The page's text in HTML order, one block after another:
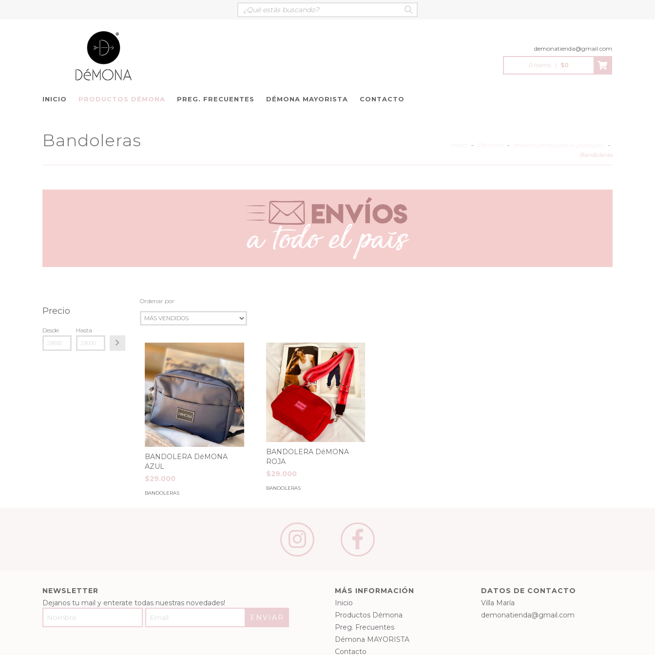
demonatienda@gmail.com
0 Items | $0
INICIO PRODUCTOS DÉMONA PREG. FRECUENTES DÉMONA MAYORISTA CONTACTO
Bandoleras - -
-
Bandoleras
Precio
Desde Hasta
Ordenar por
BANDOLERA DéMONA
AZUL
$29.000
BANDOLERAS
BANDOLERA DéMONA
ROJA
$29.000
BANDOLERAS
NEWSLETTER
Dejanos tu mail y enterate todas nuestras novedades!
MÁS INFORMACIÓN
Inicio
Productos Démona
Preg. Frecuentes
Démona MAYORISTA
Contacto
DATOS DE CONTACTO
Villa María
demonatienda@gmail.com